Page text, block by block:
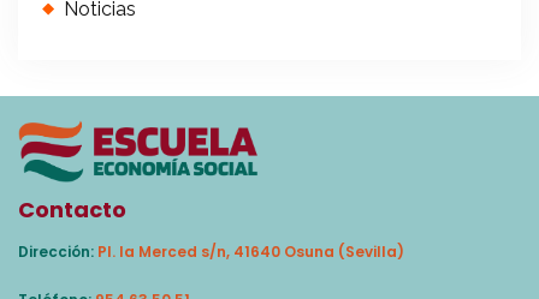
Noticias
Contacto
Dirección: Pl. la Merced s/n, 41640 Osuna (Sevilla)